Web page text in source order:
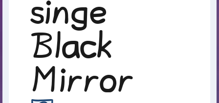
singe
Black
Mirror